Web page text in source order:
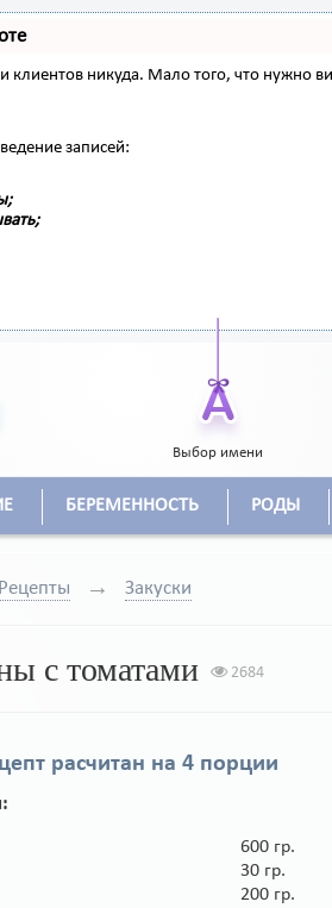
клиентов никуда. Мало того, что
записей:
Выбор имени
БЕРЕМЕННОСТЬ РОДЫ
Рецепты Закуски
с томатами 2684
расчитан на 4 порции
600 гр.
30 гр.
200 гр.